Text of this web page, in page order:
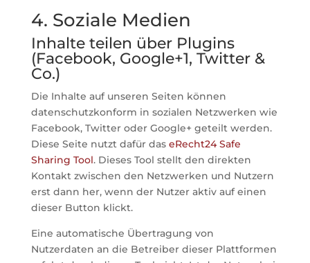
4. Soziale Medien
Inhalte teilen über Plugins
(Facebook, Google+1, Twitter &
Co.)
Die Inhalte auf unseren Seiten können
datenschutzkonform in sozialen Netzwerken wie
Facebook, Twitter oder Google+ geteilt werden.
Diese Seite nutzt dafür das eRecht24 Safe
Sharing Tool. Dieses Tool stellt den direkten
Kontakt zwischen den Netzwerken und Nutzern
erst dann her, wenn der Nutzer aktiv auf einen
dieser Button klickt.
Eine automatische Übertragung von
Nutzerdaten an die Betreiber dieser Plattformen